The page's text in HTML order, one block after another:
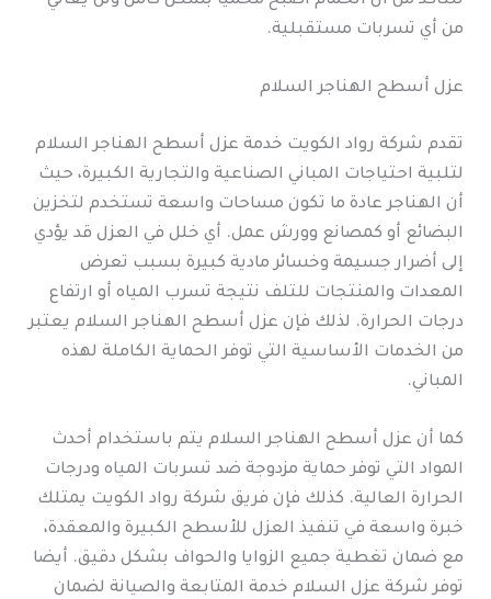
من أي تسربات مستقبلية.
عزل أسطح الهناجر السلام
تقدم شركة رواد الكويت خدمة عزل أسطح الهناجر السلام
لتلبية احتياجات المباني الصناعية والتجارية الكبيرة، حيث
أن الهناجر عادة ما تكون مساحات واسعة تستخدم لتخزين
البضائع أو كمصانع وورش عمل. أي خلل في العزل قد يؤدي
إلى أضرار جسيمة وخسائر مادية كبيرة بسبب تعرض
المعدات والمنتجات للتلف نتيجة تسرب المياه أو ارتفاع
درجات الحرارة. لذلك فإن عزل أسطح الهناجر السلام يعتبر
من الخدمات الأساسية التي توفر الحماية الكاملة لهذه
المباني.
كما أن عزل أسطح الهناجر السلام يتم باستخدام أحدث
المواد التي توفر حماية مزدوجة ضد تسربات المياه ودرجات
الحرارة العالية. كذلك فإن فريق شركة رواد الكويت يمتلك
خبرة واسعة في تنفيذ العزل للأسطح الكبيرة والمعقدة،
مع ضمان تغطية جميع الزوايا والحواف بشكل دقيق. أيضا
توفر شركة عزل السلام خدمة المتابعة والصيانة لضمان